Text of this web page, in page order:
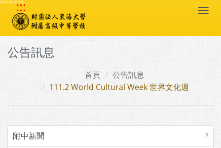
跳到主要內容區塊
:::
公告訊息
首頁
公告訊息
111.2 World Cultural Week 世界文化週
附中新聞